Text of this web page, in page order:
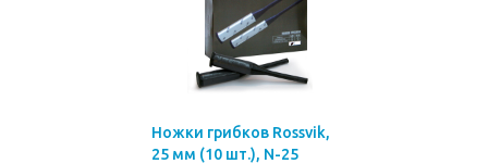
Ножки грибков Rossvik,
25 мм (10 шт.), N-25